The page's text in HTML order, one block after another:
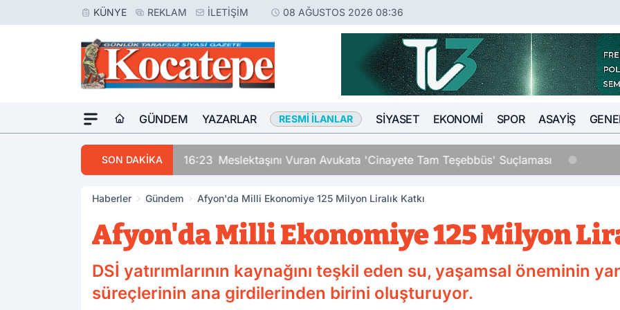
KÜNYE REKLAM İLETIŞIM 08 AĞUSTOS 2026 08:36
GÜNDEM YAZARLAR RESMI İLANLAR SIYASET EKONOMI SPOR ASAYIŞ
SON DAKİKA 16:23 Meslektaşını Vuran Avukata 'Cinayete Tam Teşebbüs' Suçlaması
Haberler Gündem Afyon'da Milli Ekonomiye 125 Milyon Liralık Katkı
Afyon'da Milli Ekonomiye 125 Milyon
DSİ yatırımlarının kaynağını teşkil eden su, yaşamsal öneminin
süreçlerinin ana girdilerinden birini oluşturuyor.